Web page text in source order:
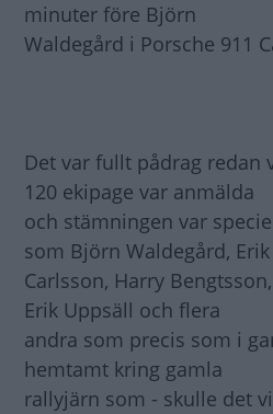
minuter före Björn
Waldegård i Porsche 911
Det var fullt pådrag redan
120 ekipage var anmälda
och stämningen var
som Björn Waldegård, Erik
Carlsson, Harry
Erik Uppsäll och flera
andra som precis som i
hemtamt kring gamla
rallyjärn som - skulle det